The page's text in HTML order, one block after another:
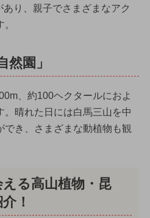
あり、親子でさまざまなアク
然園」
、約100ヘクタールにおよ
晴れた日には白馬三山を中
き、さまざまな動植物も観
る高山植物・昆
！